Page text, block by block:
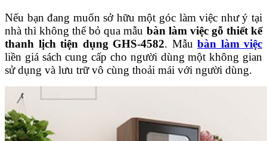
Nếu bạn đang muốn sở hữu một góc làm việc như ý tại
nhà thì không thể bỏ qua mẫu bàn làm việc gỗ thiết kế
thanh lịch tiện dụng GHS-4582. Mẫu bàn làm việc
liền giá sách cung cấp cho người dùng một không gian
sử dụng và lưu trữ vô cùng thoải mái với người dùng.